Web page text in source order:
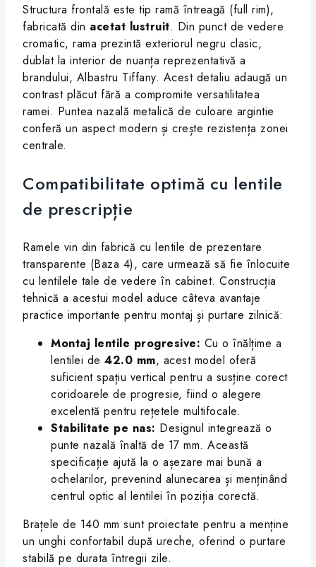
Structura frontală este tip ramă întreagă (full rim),
fabricată din acetat lustruit. Din punct de vedere
cromatic, rama prezintă exteriorul negru clasic,
dublat la interior de nuanța reprezentativă a
brandului, Albastru Tiffany. Acest detaliu adaugă un
contrast plăcut fără a compromite versatilitatea
ramei. Puntea nazală metalică de culoare argintie
conferă un aspect modern și crește rezistența zonei
centrale.
Compatibilitate optimă cu lentile
de prescripție
Ramele vin din fabrică cu lentile de prezentare
transparente (Baza 4), care urmează să fie înlocuite
cu lentilele tale de vedere în cabinet. Construcția
tehnică a acestui model aduce câteva avantaje
practice importante pentru montaj și purtare zilnică:
Montaj lentile progresive: Cu o înălțime a
lentilei de 42.0 mm, acest model oferă
suficient spațiu vertical pentru a susține corect
coridoarele de progresie, fiind o alegere
excelentă pentru rețetele multifocale.
Stabilitate pe nas: Designul integrează o
punte nazală înaltă de 17 mm. Această
specificație ajută la o așezare mai bună a
ochelarilor, prevenind alunecarea și menținând
centrul optic al lentilei în poziția corectă.
Brațele de 140 mm sunt proiectate pentru a menține
un unghi confortabil după ureche, oferind o purtare
stabilă pe durata întregii zile.